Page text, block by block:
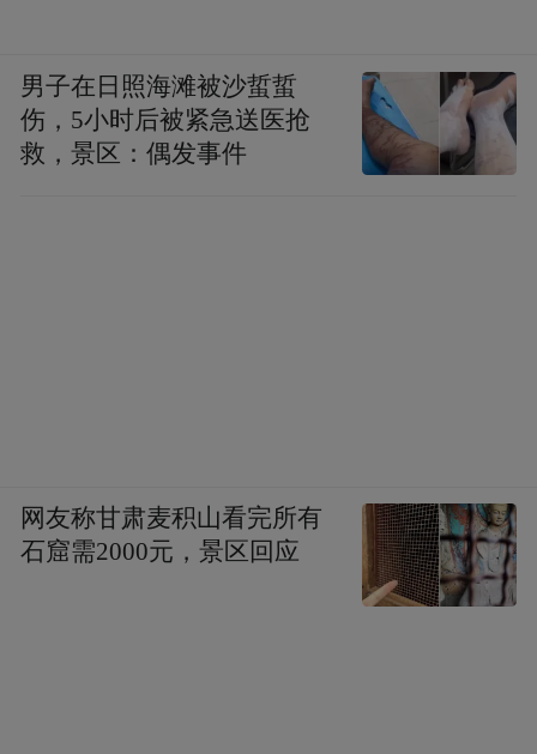
男子在日照海滩被沙蜇蜇
伤，5小时后被紧急送医抢
救，景区：偶发事件
网友称甘肃麦积山看完所有
石窟需2000元，景区回应